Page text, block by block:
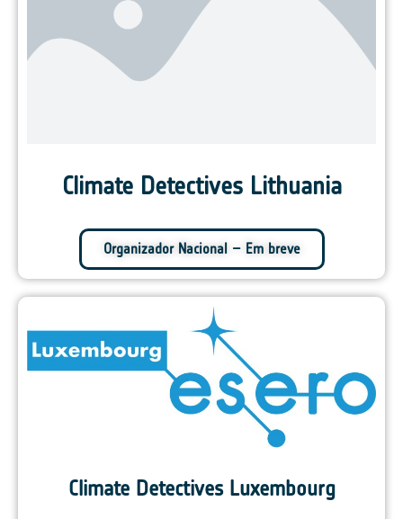
Climate Detectives Lithuania
Organizador Nacional – Em breve
Climate Detectives Luxembourg